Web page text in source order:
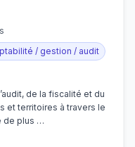
/ gestion / audit
de la fiscalité et du
et territoires à travers le
de plus …